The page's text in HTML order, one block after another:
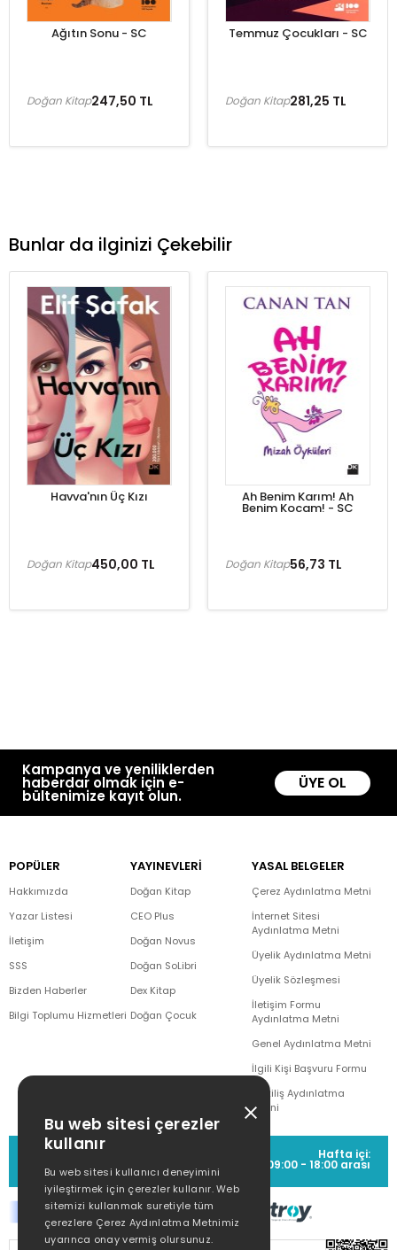
Ağıtın Sonu - SC
247,50 TL
Doğan Kitap
Temmuz Çocukları - SC
281,25 TL
Doğan Kitap
Bunlar da ilginizi Çekebilir
Havva'nın Üç Kızı
450,00 TL
Doğan Kitap
Ah Benim Karım! Ah
Benim Kocam! - SC
56,73 TL
Doğan Kitap
Kampanya ve yeniliklerden
haberdar olmak için e-
bültenimize kayıt olun.
ÜYE OL
POPÜLER
Hakkımızda
Yazar Listesi
İletişim
SSS
Bizden Haberler
Bilgi Toplumu Hizmetleri
YAYINEVLERİ
Doğan Kitap
CEO Plus
Doğan Novus
Doğan SoLibri
Dex Kitap
Doğan Çocuk
YASAL BELGELER
Çerez Aydınlatma Metni
İnternet Sitesi
Aydınlatma Metni
Üyelik Aydınlatma Metni
Üyelik Sözleşmesi
İletişim Formu
Aydınlatma Metni
Genel Aydınlatma Metni
İlgili Kişi Başvuru Formu
Çekiliş Aydınlatma
Metni
MÜŞTERİ HİZMETLERİ
(0212) 373 77 00
Hafta içi:
09:00 - 18:00 arası
Bu web sitesi çerezler
kullanır
Bu web sitesi kullanıcı deneyimini
iyileştirmek için çerezler kullanır. Web
sitemizi kullanmak suretiyle tüm
çerezlere Çerez Aydınlatma Metnimiz
uyarınca onay vermiş olursunuz.